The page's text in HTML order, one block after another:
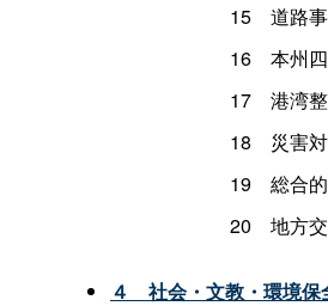
15 道路事
16 本州四
17 港湾整
18 災害対
19 総合的
20 地方交
４ 社会・文教・環境保